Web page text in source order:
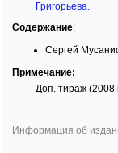
Григорьева.
Содержание:
Сергей
Примечание:
Доп. тираж
Информация об